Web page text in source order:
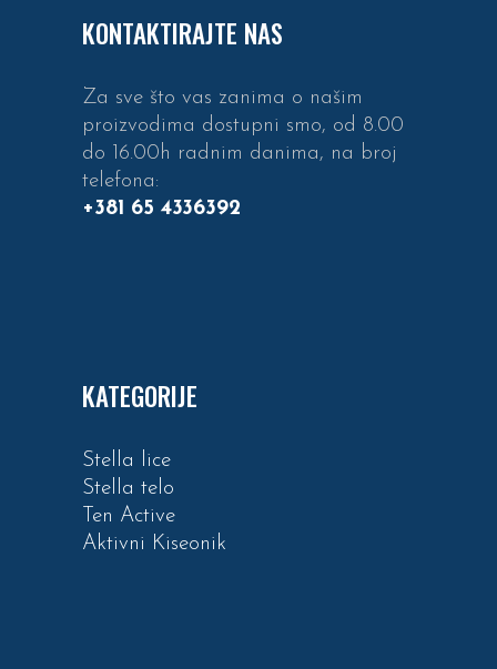
KONTAKTIRAJTE NAS
Za sve što vas zanima o našim
proizvodima dostupni smo, od 8.00
do 16.00h radnim danima, na broj
telefona:
+381 65 4336392
KATEGORIJE
Stella lice
Stella telo
Ten Active
Aktivni Kiseonik